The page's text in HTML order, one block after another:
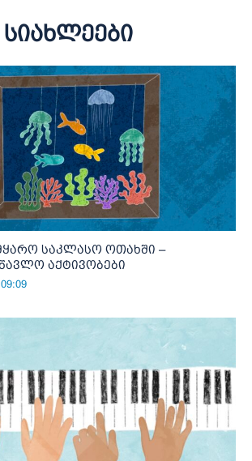
სიახლეები
საკლასო ოთახში –
აქტივობები